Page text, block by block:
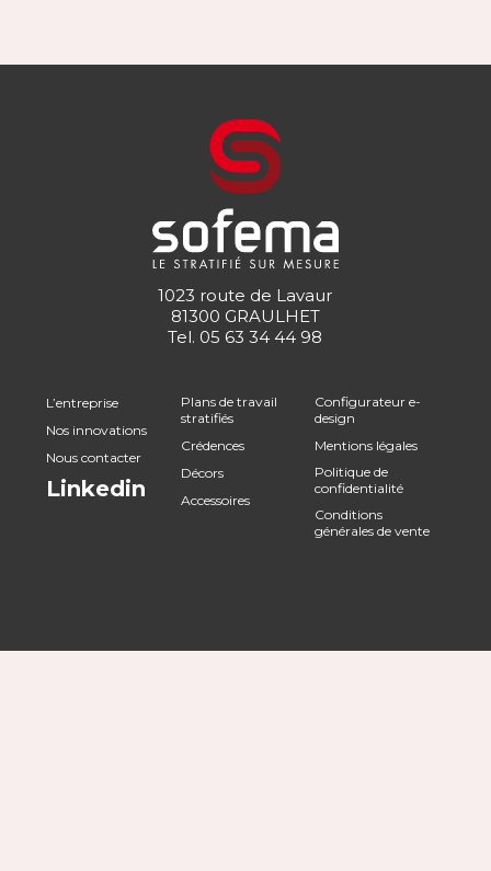
1023 route de Lavaur
81300 GRAULHET
Tel. 05 63 34 44 98
L’entreprise
Nos innovations
Nous contacter
Linkedin
Plans de travail
stratifiés
Crédences
Décors
Accessoires
Configurateur e-
design
Mentions légales
Politique de
confidentialité
Conditions
générales de vente